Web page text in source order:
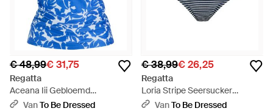
€ 48,99€ 31,75
Regatta
Aceana Iii Gebloemd
Tankinitopje (Veelkleurig) -
VanTo Be Dressed
€ 38,99€ 26,25
Regatta
Loria Stripe Seersucker
Bikinibroekje (Marine, Wit) -
VanTo Be Dressed